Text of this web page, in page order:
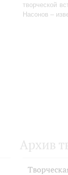
творческой
Насонов –
Архив